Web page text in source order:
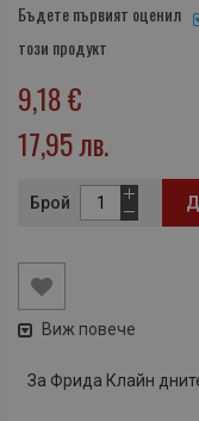
Бъдете първият оценил
този продукт
9,18 €
17,95 лв.
Брой
Виж повече
За Фрида Клайн